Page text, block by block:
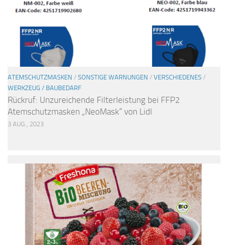
ATEMSCHUTZMASKEN / SONSTIGE WARNUNGEN / VERSCHIEDENES /
WERKZEUG / BAUBEDARF
Rückruf: Unzureichende Filterleistung bei FFP2
Atemschutzmasken „NeoMask“ von Lidl
3 AUG., 2023